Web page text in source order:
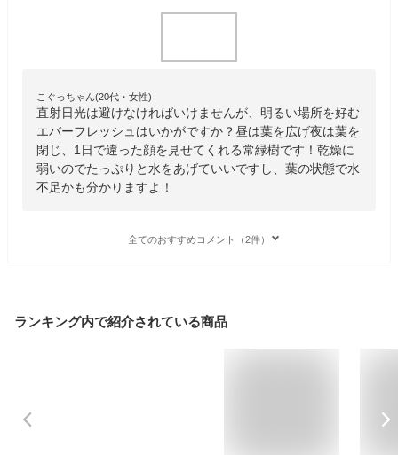
こぐっちゃん(20代・女性)
直射日光は避けなければいけませんが、明るい場所を好む
エバーフレッシュはいかがですか？昼は葉を広げ夜は葉を
閉じ、1日で違った顔を見せてくれる常緑樹です！乾燥に
弱いのでたっぷりと水をあげていいですし、葉の状態で水
不足かも分かりますよ！
全てのおすすめコメント（2件）
ランキング内で紹介されている商品